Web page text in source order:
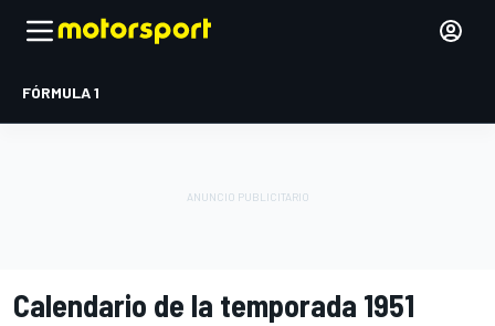
FÓRMULA 1
Calendario de la temporada 1951